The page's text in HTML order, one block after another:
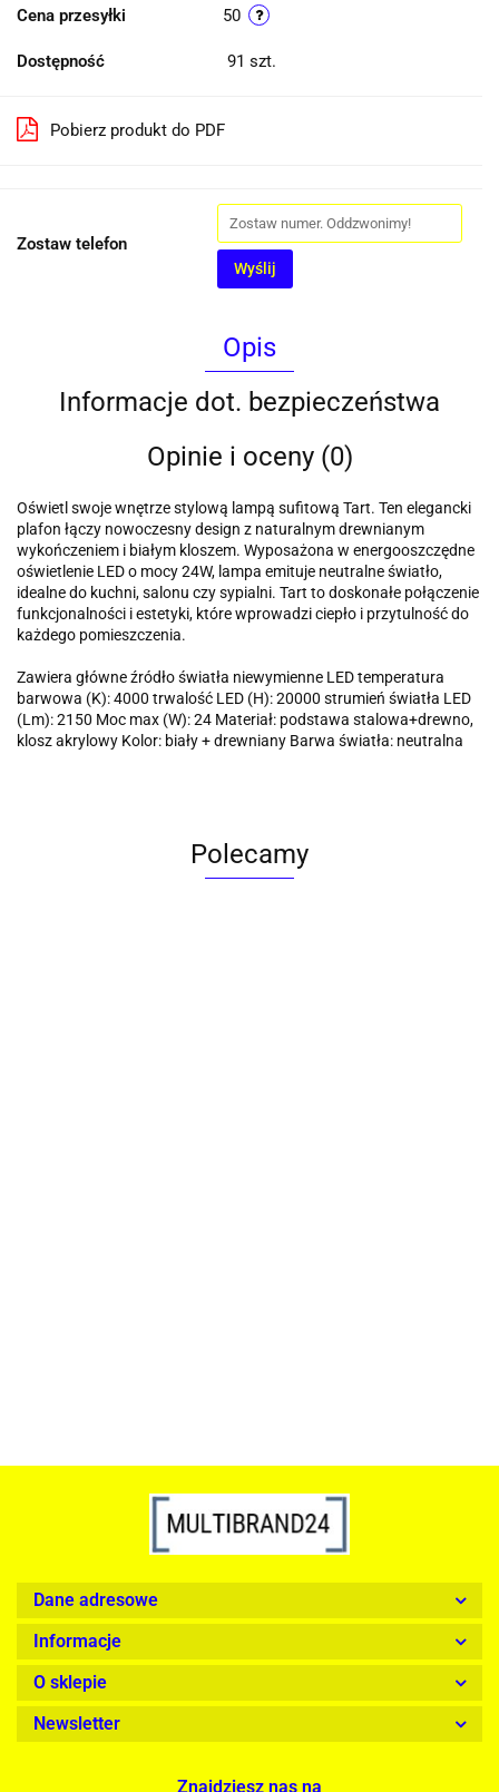
Cena przesyłki 50
Dostępność 91 szt.
Pobierz produkt do PDF
Zostaw telefon
Wyślij
Opis
Informacje dot. bezpieczeństwa
Opinie i oceny (0)
Oświetl swoje wnętrze stylową lampą sufitową Tart. Ten elegancki
plafon łączy nowoczesny design z naturalnym drewnianym
wykończeniem i białym kloszem. Wyposażona w energooszczędne
oświetlenie LED o mocy 24W, lampa emituje neutralne światło,
idealne do kuchni, salonu czy sypialni. Tart to doskonałe połączenie
funkcjonalności i estetyki, które wprowadzi ciepło i przytulność do
każdego pomieszczenia.
Zawiera główne źródło światła niewymienne LED temperatura
barwowa (K): 4000 trwalość LED (H): 20000 strumień światła LED
(Lm): 2150 Moc max (W): 24 Materiał: podstawa stalowa+drewno,
klosz akrylowy Kolor: biały + drewniany Barwa światła: neutralna
Polecamy
Dane adresowe
Informacje
O sklepie
Newsletter
Znajdziesz nas na